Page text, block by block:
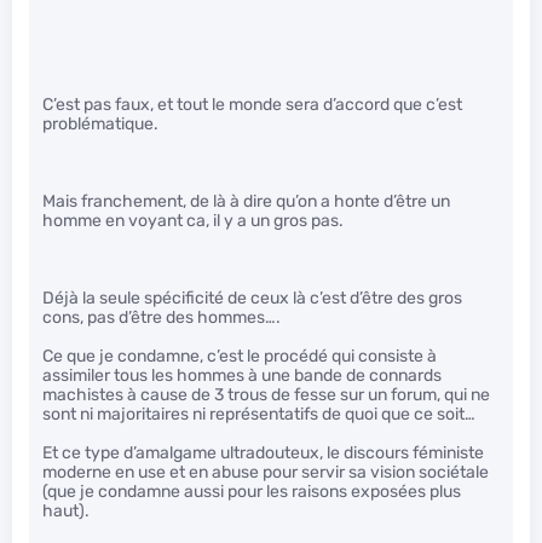
C’est pas faux, et tout le monde sera d’accord que c’est
problématique.
Mais franchement, de là à dire qu’on a honte d’être un
homme en voyant ca, il y a un gros pas.
Déjà la seule spécificité de ceux là c’est d’être des gros
cons, pas d’être des hommes….
Ce que je condamne, c’est le procédé qui consiste à
assimiler tous les hommes à une bande de connards
machistes à cause de 3 trous de fesse sur un forum, qui ne
sont ni majoritaires ni représentatifs de quoi que ce soit…
Et ce type d’amalgame ultradouteux, le discours féministe
moderne en use et en abuse pour servir sa vision sociétale
(que je condamne aussi pour les raisons exposées plus
haut).